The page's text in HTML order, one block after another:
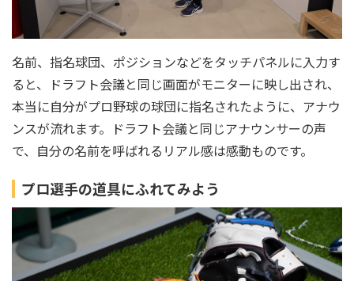
名前、指名球団、ポジションなどをタッチパネルに入力す
ると、ドラフト会議と同じ画面がモニターに映し出され、
本当に自分がプロ野球の球団に指名されたように、アナウ
ンスが流れます。ドラフト会議と同じアナウンサーの声
で、自分の名前を呼ばれるリアル感は感動ものです。
プロ選手の道具にふれてみよう